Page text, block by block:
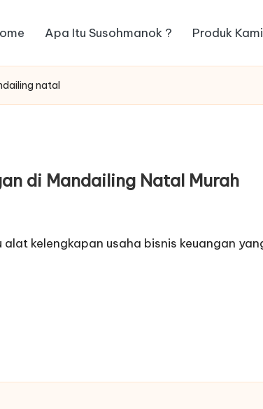
Apa Itu Susohmanok ? Produk Kami
natal
di Mandailing Natal Murah
kelengkapan usaha bisnis keuangan